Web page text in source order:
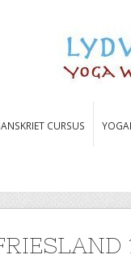
CURSUS